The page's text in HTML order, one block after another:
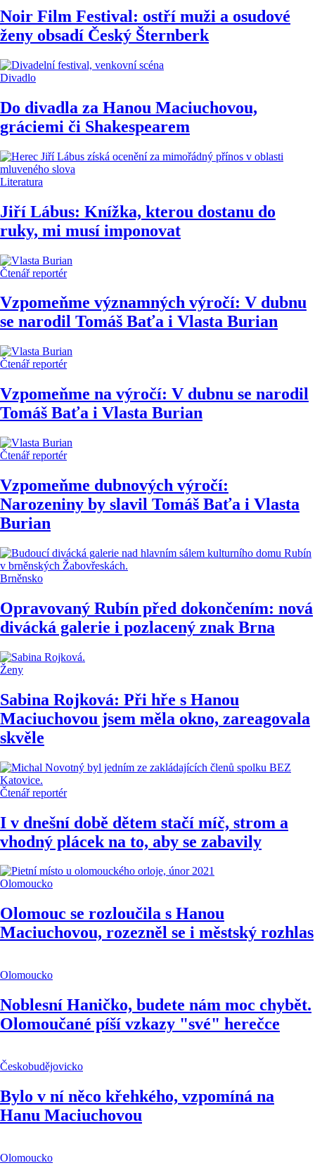
Noir Film Festival: ostří muži a osudové
ženy obsadí Český Šternberk
Divadlo
Do divadla za Hanou Maciuchovou,
gráciemi či Shakespearem
Literatura
Jiří Lábus: Knížka, kterou dostanu do
ruky, mi musí imponovat
Čtenář reportér
Vzpomeňme významných výročí: V dubnu
se narodil Tomáš Baťa i Vlasta Burian
Čtenář reportér
Vzpomeňme na výročí: V dubnu se narodil
Tomáš Baťa i Vlasta Burian
Čtenář reportér
Vzpomeňme dubnových výročí:
Narozeniny by slavil Tomáš Baťa i Vlasta
Burian
Brněnsko
Opravovaný Rubín před dokončením: nová
divácká galerie i pozlacený znak Brna
Ženy
Sabina Rojková: Při hře s Hanou
Maciuchovou jsem měla okno, zareagovala
skvěle
Čtenář reportér
I v dnešní době dětem stačí míč, strom a
vhodný plácek na to, aby se zabavily
Olomoucko
Olomouc se rozloučila s Hanou
Maciuchovou, rozezněl se i městský rozhlas
Olomoucko
Noblesní Haničko, budete nám moc chybět.
Olomoučané píší vzkazy "své" herečce
Českobudějovicko
Bylo v ní něco křehkého, vzpomíná na
Hanu Maciuchovou
Olomoucko